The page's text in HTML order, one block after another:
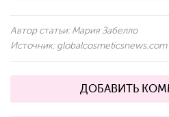
Автор статьи: Мария Забелло
Источник: globalcosmeticsnews.com
ДОБАВИТЬ